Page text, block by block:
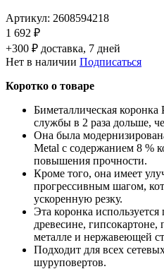
Артикул: 2608594218
1 692 ₽
+300 ₽ доставка, 7 дней
Нет в наличии Подписаться
Коротко о товаре
Биметаллическая коронка
службы в 2 раза дольше,
Она была
Metal с содержанием 8 %
повышения прочности.
Кроме того, она имеет
прогрессивным шагом,
ускоренную резку.
Эта коронка
древесине, гипсокартоне,
металле и нержавеющей
Подходит для всех
шуруповертов.